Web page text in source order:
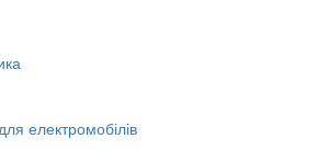
електромобілів